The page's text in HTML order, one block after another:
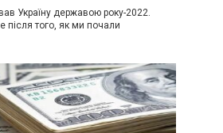
Україну державою року-2022.
після того, як ми почали